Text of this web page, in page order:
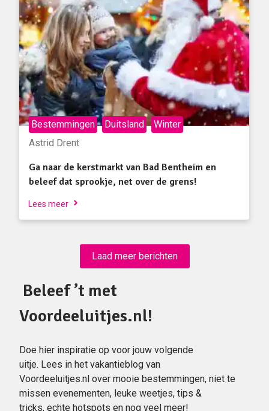
Bestemmingen Duitsland
Winter
Astrid Drent
Ga naar de kerstmarkt van Bad Bentheim en
beleef dat sprookje, net over de grens!
Lees meer
Laad meer berichten
Beleef ’t met
Voordeeluitjes.nl!
Doe hier inspiratie op voor jouw volgende
uitje. Lees in het vakantieblog van
Voordeeluitjes.nl over mooie bestemmingen, niet te
missen evenementen, leuke weetjes, tips &
tricks, echte hotspots en nog veel meer!